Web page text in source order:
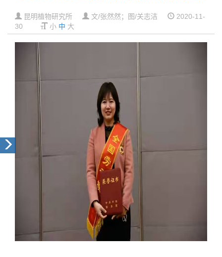
昆明植物研究所 文/张然然；图/关志洁
2020-11-
30
小 中 大